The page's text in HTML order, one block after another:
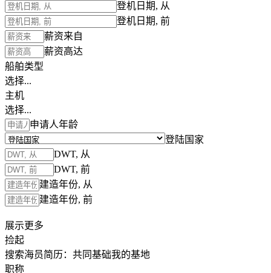
登机日期, 从
登机日期, 前
薪资来自
薪资高达
船舶类型
选择...
主机
选择...
申请人年龄
登陆国家
DWT, 从
DWT, 前
建造年份, 从
建造年份, 前
展示更多
捡起
搜索海员简历： 共同基础我的基地
职称